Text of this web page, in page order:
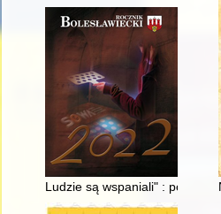
Ludzie są wspaniali" : powódź